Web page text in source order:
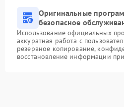
Оригинальные
безопасное
Использование официальных
аккуратная работа с
резервное копирование,
восстановление информации